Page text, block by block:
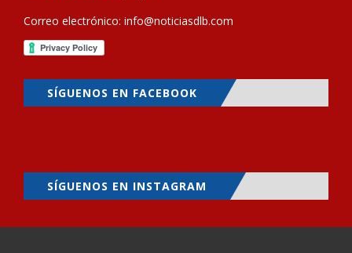
Correo electrónico: info@noticiasdlb.com
SÍGUENOS EN FACEBOOK
SÍGUENOS EN INSTAGRAM